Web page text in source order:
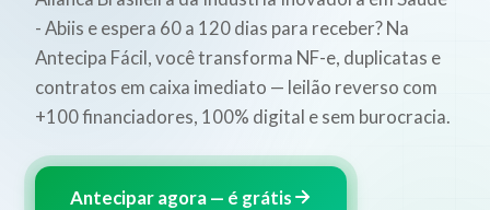
- Abiis e espera 60 a 120 dias para receber? Na
Antecipa Fácil, você transforma NF-e, duplicatas e
contratos em caixa imediato — leilão reverso com
+100 financiadores, 100% digital e sem burocracia.
Antecipar agora — é grátis